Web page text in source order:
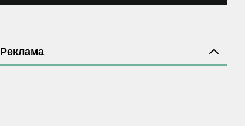
Реклама